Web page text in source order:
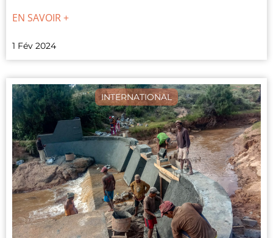
EN SAVOIR +
1 Fév 2024
INTERNATIONAL